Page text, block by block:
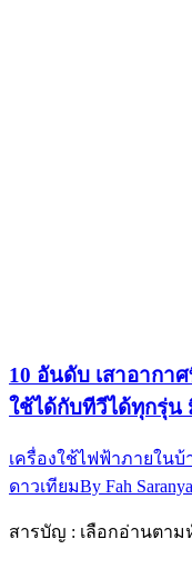
10 อันดับ เสาอากา
ใช้ได้กับทีวีได้ทุกรุ่
เครื่องใช้ไฟฟ้าภายในบ้
ดาวเทียมBy Fah Saranya
สารบัญ : เลือกอ่านตา